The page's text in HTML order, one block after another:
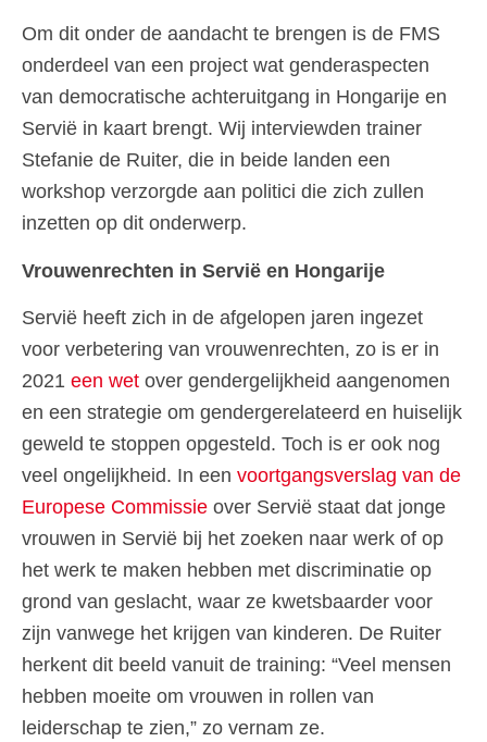
Om dit onder de aandacht te brengen is de FMS
onderdeel van een project wat genderaspecten
van democratische achteruitgang in Hongarije en
Servië in kaart brengt. Wij interviewden trainer
Stefanie de Ruiter, die in beide landen een
workshop verzorgde aan politici die zich zullen
inzetten op dit onderwerp.
Vrouwenrechten in Servië en Hongarije
Servië heeft zich in de afgelopen jaren ingezet
voor verbetering van vrouwenrechten, zo is er in
2021 een wet over gendergelijkheid aangenomen
en een strategie om gendergerelateerd en huiselijk
geweld te stoppen opgesteld. Toch is er ook nog
veel ongelijkheid. In een voortgangsverslag van de
Europese Commissie over Servië staat dat jonge
vrouwen in Servië bij het zoeken naar werk of op
het werk te maken hebben met discriminatie op
grond van geslacht, waar ze kwetsbaarder voor
zijn vanwege het krijgen van kinderen. De Ruiter
herkent dit beeld vanuit de training: “Veel mensen
hebben moeite om vrouwen in rollen van
leiderschap te zien,” zo vernam ze.